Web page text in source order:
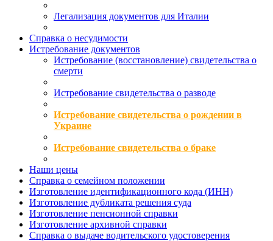
Легализация документов для Италии
Справка о несудимости
Истребование документов
Истребование (восстановление) свидетельства о
смерти
Истребование свидетельства о разводе
Истребование свидетельства о рождении в
Украине
Истребование свидетельства о браке
Наши цены
Справка о семейном положении
Изготовление идентификационного кода (ИНН)
Изготовление дубликата решения суда
Изготовление пенсионной справки
Изготовление архивной справки
Справка о выдаче водительского удостоверения